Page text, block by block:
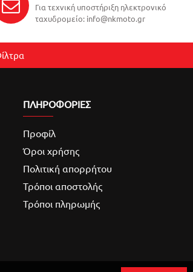
Για τεχνική υποστήριξη ηλεκτρονικό
ταχυδρομείο: info@nkmoto.gr
ΠΛΗΡΟΦΟΡΙΕΣ
Προφίλ
Όροι χρήσης
Πολιτική απορρήτου
Τρόποι αποστολής
Τρόποι πληρωμής